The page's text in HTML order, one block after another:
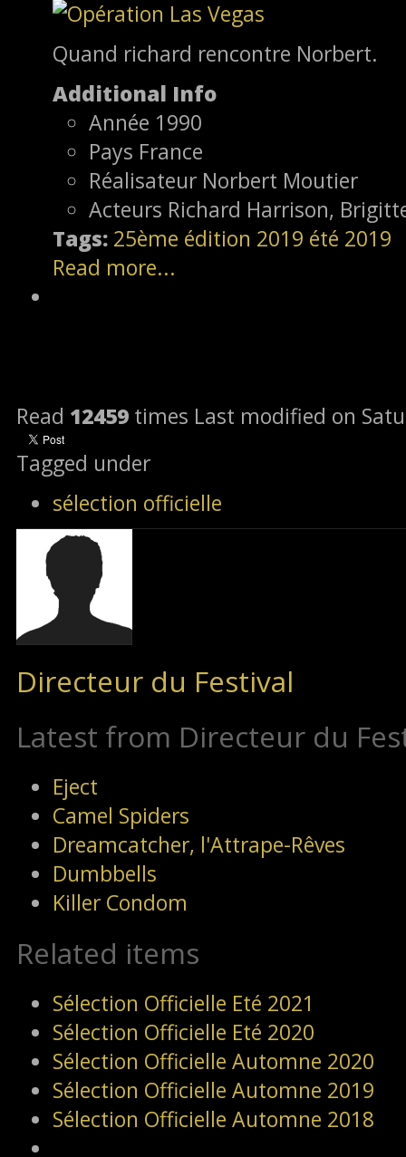
Quand richard rencontre Norbert.
Additional Info
Année 1990
Pays France
Réalisateur Norbert Moutier
Acteurs Richard Harrison,
Tags: 25ème édition 2019 été 2019
Read more...
Read 12459 times Last modified on
Tagged under
sélection officielle
Directeur du Festival
Latest from Directeur du
Eject
Camel Spiders
Dreamcatcher, l'Attrape-Rêves
Dumbbells
Killer Condom
Related items
Sélection Officielle Eté 2021
Sélection Officielle Eté 2020
Sélection Officielle Automne 2020
Sélection Officielle Automne 2019
Sélection Officielle Automne 2018